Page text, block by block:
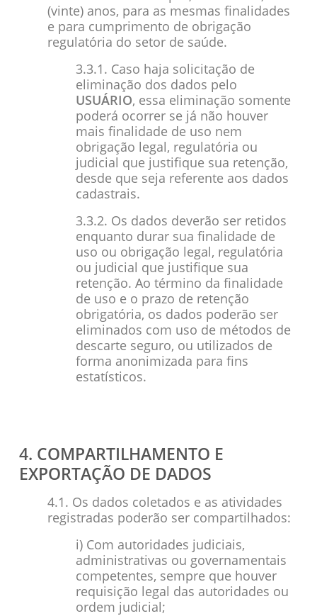
(vinte) anos, para as mesmas finalidades
e para cumprimento de obrigação
regulatória do setor de saúde.
3.3.1. Caso haja solicitação de
eliminação dos dados pelo
USUÁRIO, essa eliminação somente
poderá ocorrer se já não houver
mais finalidade de uso nem
obrigação legal, regulatória ou
judicial que justifique sua retenção,
desde que seja referente aos dados
cadastrais.
3.3.2. Os dados deverão ser retidos
enquanto durar sua finalidade de
uso ou obrigação legal, regulatória
ou judicial que justifique sua
retenção. Ao término da finalidade
de uso e o prazo de retenção
obrigatória, os dados poderão ser
eliminados com uso de métodos de
descarte seguro, ou utilizados de
forma anonimizada para fins
estatísticos.
4. COMPARTILHAMENTO E
EXPORTAÇÃO DE DADOS
4.1. Os dados coletados e as atividades
registradas poderão ser compartilhados:
i) Com autoridades judiciais,
administrativas ou governamentais
competentes, sempre que houver
requisição legal das autoridades ou
ordem judicial;